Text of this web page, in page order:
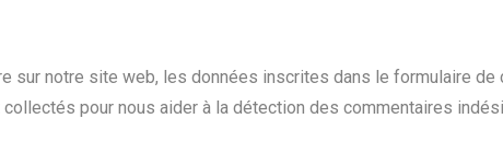
sur notre site web, les données inscrites dans le formulaire
pour nous aider à la détection des commentaires